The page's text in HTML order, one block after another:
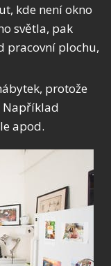
kde není okno
světla, pak
pracovní plochu,
protože
Například
apod.